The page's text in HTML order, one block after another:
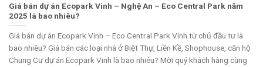
Giá bán dự án Ecopark Vinh – Nghệ An – Eco Central Park năm
2025 là bao nhiêu?
Giá bán dự án Ecopark Vinh – Eco Central Park Vinh từ chủ đầu tư là
bao nhiêu? Giá bán các loại nhà ở Biệt Thự, Liền Kề, Shophouse, căn hộ
Chung Cư dự án Ecopark Vinh là bao nhiêu? Mời quý khách hàng cùng